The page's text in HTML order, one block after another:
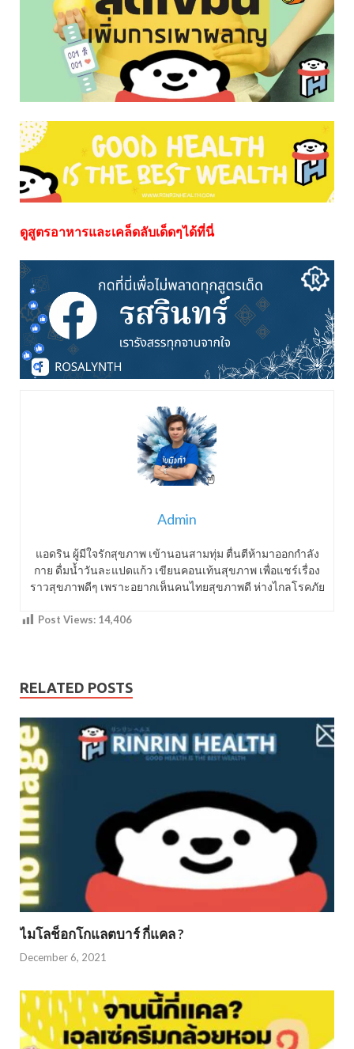
ดูสูตรอาหารและเคล็ดลับเด็ดๆได้ที่นี่
Admin
แอดริน ผู้มีใจรักสุขภาพ เข้านอนสามทุ่ม ตื่นตีห้ามาออกกำลัง
กาย ดื่มน้ำวันละแปดแก้ว เขียนคอนเท้นสุขภาพ เพื่อแชร์เรื่อง
ราวสุขภาพดีๆ เพราะอยากเห็นคนไทยสุขภาพดี ห่างไกลโรคภัย
Post Views: 14,406
RELATED POSTS
ไมโลช็อกโกแลตบาร์ กี่แคล ?
December 6, 2021